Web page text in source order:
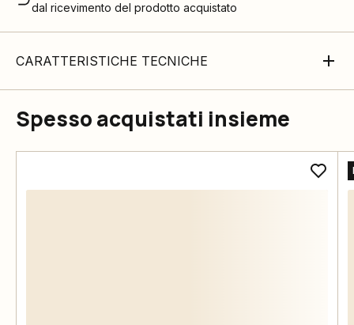
dal ricevimento del prodotto acquistato
CARATTERISTICHE TECNICHE
Spesso acquistati insieme